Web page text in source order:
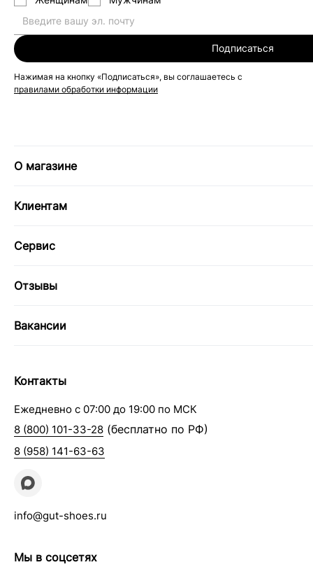
Подписаться
Нажимая на кнопку «Подписаться», вы соглашаетесь с
правилами обработки информации
О магазине
Клиентам
Сервис
Отзывы
Вакансии
Контакты
Ежедневно с 07:00 до 19:00 по МСК
8 (800) 101-33-28 (бесплатно по РФ)
8 (958) 141-63-63
info@gut-shoes.ru
Мы в соцсетях